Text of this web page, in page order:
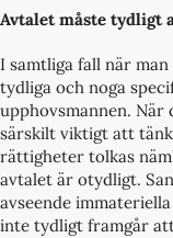
Avtalet måste tydligt
I samtliga fall när
tydliga och noga
upphovsmannen.
särskilt viktigt att
rättigheter tolkas
avtalet är otydligt.
avseende
inte tydligt framgår